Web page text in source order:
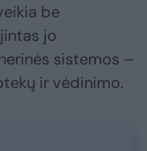
be
jo
sistemos –
ir vėdinimo.